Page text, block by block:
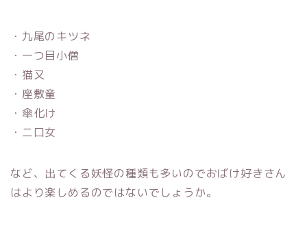
・九尾のキツネ
・一つ目小僧
・猫又
・座敷童
・傘化け
・二口女
など、出てくる妖怪の種類も多いのでおばけ好きさん
はより楽しめるのではないでしょうか。